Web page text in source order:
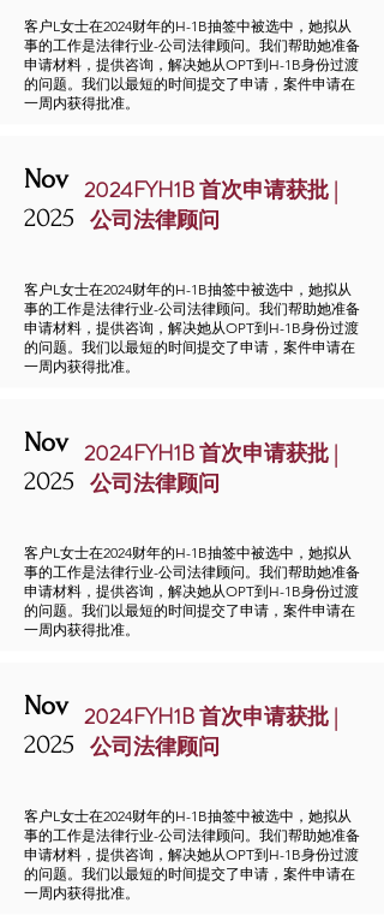
客户L女士在2024财年的H-1B抽签中被选中，她拟从
事的工作是法律行业-公司法律顾问。我们帮助她准备
申请材料，提供咨询，解决她从OPT到H-1B身份过渡
的问题。我们以最短的时间提交了申请，案件申请在
一周内获得批准。
Nov
2025
2024FYH1B 首次申请获批 |
公司法律顾问
客户L女士在2024财年的H-1B抽签中被选中，她拟从
事的工作是法律行业-公司法律顾问。我们帮助她准备
申请材料，提供咨询，解决她从OPT到H-1B身份过渡
的问题。我们以最短的时间提交了申请，案件申请在
一周内获得批准。
Nov
2025
2024FYH1B 首次申请获批 |
公司法律顾问
客户L女士在2024财年的H-1B抽签中被选中，她拟从
事的工作是法律行业-公司法律顾问。我们帮助她准备
申请材料，提供咨询，解决她从OPT到H-1B身份过渡
的问题。我们以最短的时间提交了申请，案件申请在
一周内获得批准。
Nov
2025
2024FYH1B 首次申请获批 |
公司法律顾问
客户L女士在2024财年的H-1B抽签中被选中，她拟从
事的工作是法律行业-公司法律顾问。我们帮助她准备
申请材料，提供咨询，解决她从OPT到H-1B身份过渡
的问题。我们以最短的时间提交了申请，案件申请在
一周内获得批准。